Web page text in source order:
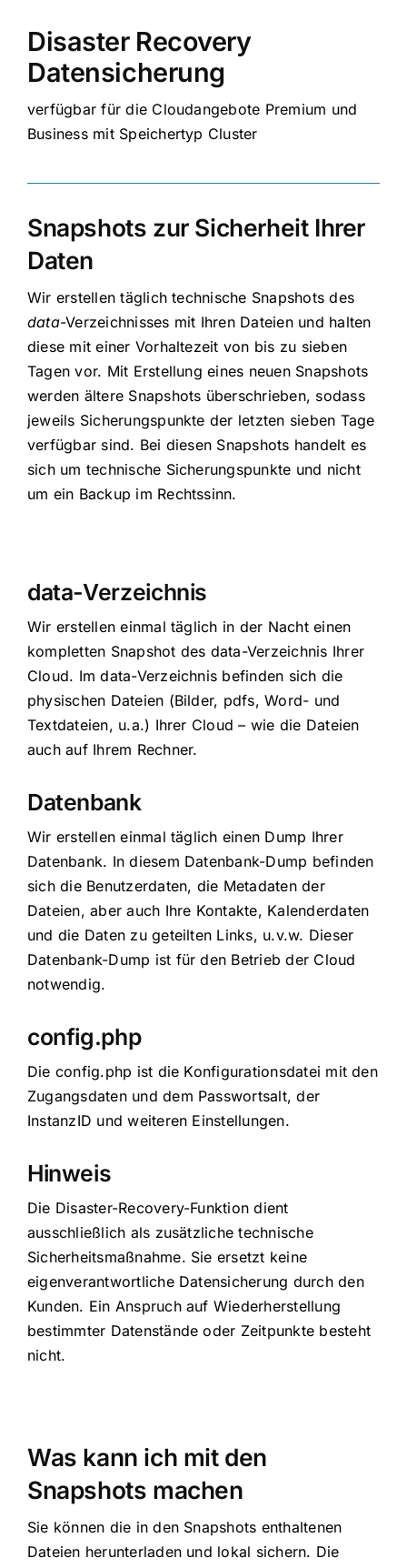
Disaster Recovery
Datensicherung
verfügbar für die Cloudangebote Premium und
Business mit Speichertyp Cluster
Snapshots zur Sicherheit Ihrer
Daten
Wir erstellen täglich technische Snapshots des
data-Verzeichnisses mit Ihren Dateien und halten
diese mit einer Vorhaltezeit von bis zu sieben
Tagen vor. Mit Erstellung eines neuen Snapshots
werden ältere Snapshots überschrieben, sodass
jeweils Sicherungspunkte der letzten sieben Tage
verfügbar sind. Bei diesen Snapshots handelt es
sich um technische Sicherungspunkte und nicht
um ein Backup im Rechtssinn.
data-Verzeichnis
Wir erstellen einmal täglich in der Nacht einen
kompletten Snapshot des data-Verzeichnis Ihrer
Cloud. Im data-Verzeichnis befinden sich die
physischen Dateien (Bilder, pdfs, Word- und
Textdateien, u.a.) Ihrer Cloud – wie die Dateien
auch auf Ihrem Rechner.
Datenbank
Wir erstellen einmal täglich einen Dump Ihrer
Datenbank. In diesem Datenbank-Dump befinden
sich die Benutzerdaten, die Metadaten der
Dateien, aber auch Ihre Kontakte, Kalenderdaten
und die Daten zu geteilten Links, u.v.w. Dieser
Datenbank-Dump ist für den Betrieb der Cloud
notwendig.
config.php
Die config.php ist die Konfigurationsdatei mit den
Zugangsdaten und dem Passwortsalt, der
InstanzID und weiteren Einstellungen.
Hinweis
Die Disaster-Recovery-Funktion dient
ausschließlich als zusätzliche technische
Sicherheitsmaßnahme. Sie ersetzt keine
eigenverantwortliche Datensicherung durch den
Kunden. Ein Anspruch auf Wiederherstellung
bestimmter Datenstände oder Zeitpunkte besteht
nicht.
Was kann ich mit den
Snapshots machen
Sie können die in den Snapshots enthaltenen
Dateien herunterladen und lokal sichern. Die